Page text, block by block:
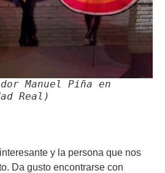
Manuel Piña en
Real)
y la persona que nos
Da gusto encontrarse con